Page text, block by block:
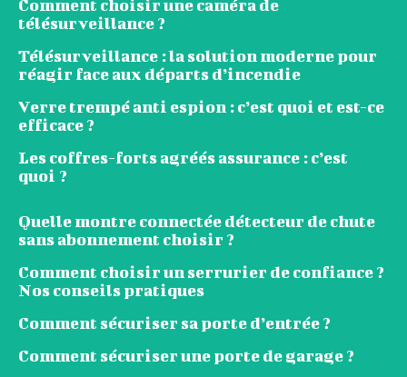
Comment choisir une caméra de
télésurveillance ?
Télésurveillance : la solution moderne pour
réagir face aux départs d’incendie
Verre trempé anti espion : c’est quoi et est-ce
efficace ?
Les coffres-forts agréés assurance : c’est
quoi ?
Quelle montre connectée détecteur de chute
sans abonnement choisir ?
Comment choisir un serrurier de confiance ?
Nos conseils pratiques
Comment sécuriser sa porte d’entrée ?
Comment sécuriser une porte de garage ?